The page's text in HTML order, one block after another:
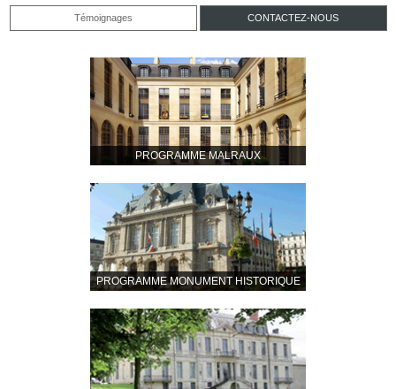
Témoignages CONTACTEZ-NOUS
PROGRAMME MALRAUX
PROGRAMME MONUMENT HISTORIQUE